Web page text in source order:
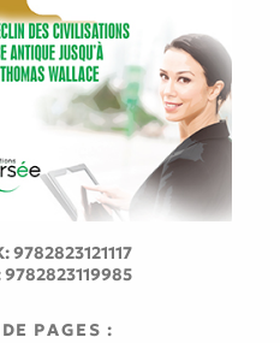
9782823121117
9782823119985
PAGES :